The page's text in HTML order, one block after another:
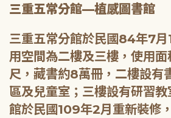
三重五常分館—植感圖書館
三重五常分館於民國84年7月
用空間為二樓及三樓，使用
尺，藏書約8萬冊，二樓設有
區及兒童室；三樓設有研習
館於民國109年2月重新裝修